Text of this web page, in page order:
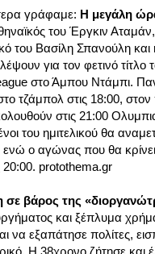
γράφαμε: Η μεγάλη
του Έργκιν
του Βασίλη Σπανούλη και
για τον φετινό
στο Άμπου Ντάμπι.
τζάμπολ στις 18:00,
στις 21:00
του ημιτελικού θα
ο αγώνας που θα κρίνει
20:00. protothema.gr
σε βάρος της
και ξέπλυμα
να εξαπάτησε πολίτες,